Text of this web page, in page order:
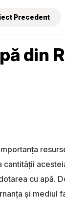
Precedent
din
cu apă.
și mediul